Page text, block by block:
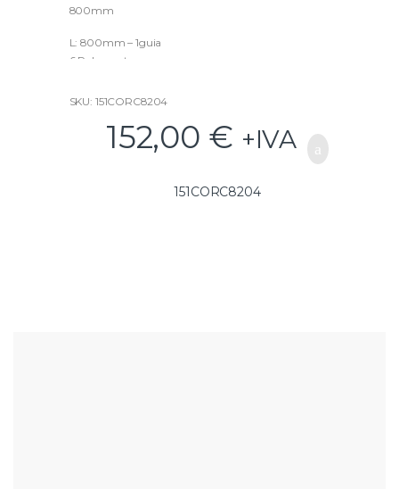
o
800mm
L: 800mm – 1guia
6 Rolamentos
SKU: 151CORC8204
152,00 € +IVA
151CORC8204